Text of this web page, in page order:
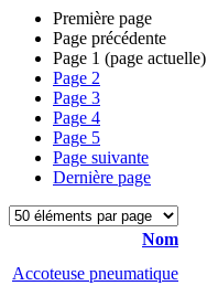
Première page
Page précédente
Page 1 (page actuelle)
Page 2
Page 3
Page 4
Page 5
Page suivante
Dernière page
Nom
Accoteuse pneumatique